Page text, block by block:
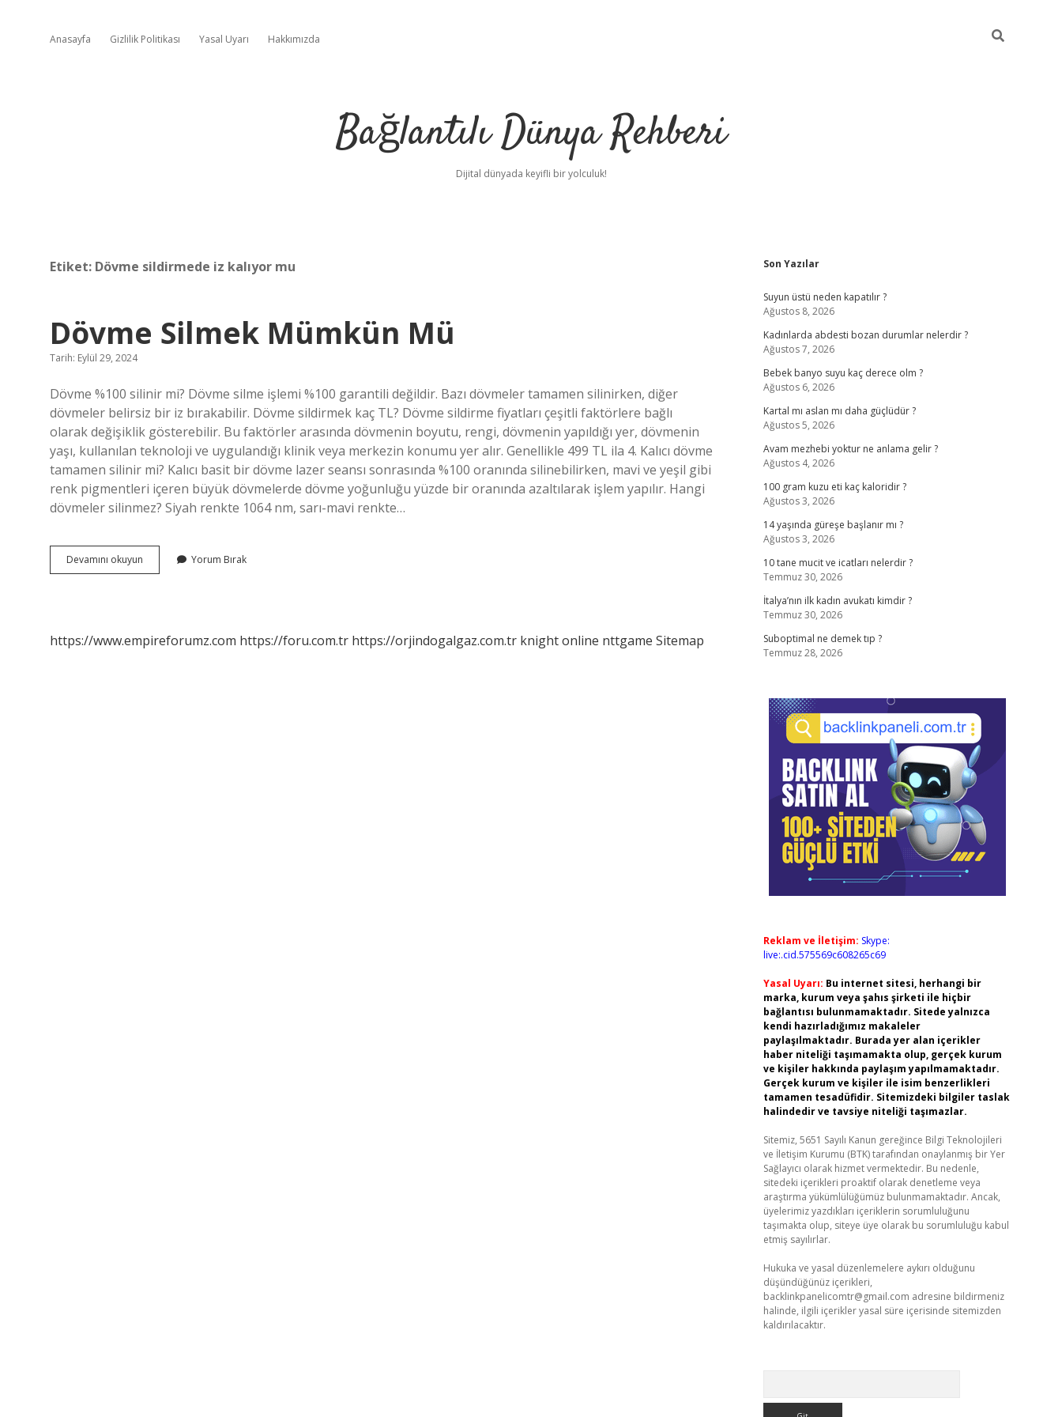
Anasayfa Gizlilik Politikası Yasal Uyarı Hakkımızda
Bağlantılı Dünya Rehberi
Dijital dünyada keyifli bir yolculuk!
Etiket: Dövme sildirmede iz kalıyor mu
Dövme Silmek Mümkün Mü
Tarih: Eylül 29, 2024
Dövme %100 silinir mi? Dövme silme işlemi %100 garantili değildir. Bazı dövmeler tamamen silinirken, diğer
dövmeler belirsiz bir iz bırakabilir. Dövme sildirmek kaç TL? Dövme sildirme fiyatları çeşitli faktörlere bağlı
olarak değişiklik gösterebilir. Bu faktörler arasında dövmenin boyutu, rengi, dövmenin yapıldığı yer, dövmenin
yaşı, kullanılan teknoloji ve uygulandığı klinik veya merkezin konumu yer alır. Genellikle 499 TL ila 4. Kalıcı dövme
tamamen silinir mi? Kalıcı basit bir dövme lazer seansı sonrasında %100 oranında silinebilirken, mavi ve yeşil gibi
renk pigmentleri içeren büyük dövmelerde dövme yoğunluğu yüzde bir oranında azaltılarak işlem yapılır. Hangi
dövmeler silinmez? Siyah renkte 1064 nm, sarı-mavi renkte…
Devamını okuyun
Silmek
Yorum Bırak
https://www.empireforumz.com https://foru.com.tr https://orjindogalgaz.com.tr knight online nttgame Sitemap
Sidebar
Son Yazılar
Suyun üstü neden kapatılır ?
Ağustos 8, 2026
Kadınlarda abdesti bozan durumlar nelerdir ?
Ağustos 7, 2026
Bebek banyo suyu kaç derece olm ?
Ağustos 6, 2026
Kartal mı aslan mı daha güçlüdür ?
Ağustos 5, 2026
Avam mezhebi yoktur ne anlama gelir ?
Ağustos 4, 2026
100 gram kuzu eti kaç kaloridir ?
Ağustos 3, 2026
14 yaşında güreşe başlanır mı ?
Ağustos 3, 2026
10 tane mucit ve icatları nelerdir ?
Temmuz 30, 2026
İtalya’nın ilk kadın avukatı kimdir ?
Temmuz 30, 2026
Suboptimal ne demek tıp ?
Temmuz 28, 2026
Reklam ve İletişim: Skype:
live:.cid.575569c608265c69
Yasal Uyarı: Bu internet sitesi, herhangi bir
marka, kurum veya şahıs şirketi ile hiçbir
bağlantısı bulunmamaktadır. Sitede yalnızca
kendi hazırladığımız makaleler
paylaşılmaktadır. Burada yer alan içerikler
haber niteliği taşımamakta olup, gerçek kurum
ve kişiler hakkında paylaşım yapılmamaktadır.
Gerçek kurum ve kişiler ile isim benzerlikleri
tamamen tesadüfidir. Sitemizdeki bilgiler taslak
halindedir ve tavsiye niteliği taşımazlar.
Sitemiz, 5651 Sayılı Kanun gereğince Bilgi Teknolojileri
ve İletişim Kurumu (BTK) tarafından onaylanmış bir Yer
Sağlayıcı olarak hizmet vermektedir. Bu nedenle,
sitedeki içerikleri proaktif olarak denetleme veya
araştırma yükümlülüğümüz bulunmamaktadır. Ancak,
üyelerimiz yazdıkları içeriklerin sorumluluğunu
taşımakta olup, siteye üye olarak bu sorumluluğu kabul
etmiş sayılırlar.
Hukuka ve yasal düzenlemelere aykırı olduğunu
düşündüğünüz içerikleri,
backlinkpanelicomtr@gmail.com adresine bildirmeniz
halinde, ilgili içerikler yasal süre içerisinde sitemizden
kaldırılacaktır.
deneme bonusu veren bahis siteleri